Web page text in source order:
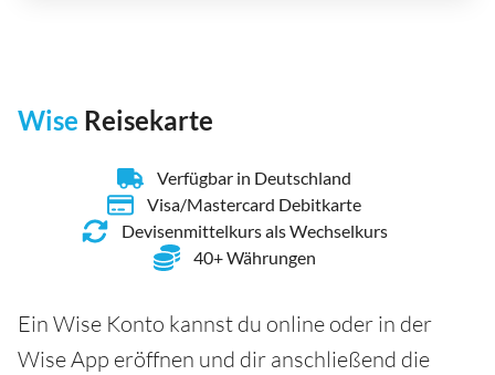
Wise Reisekarte
Verfügbar in Deutschland
Visa/Mastercard Debitkarte
Devisenmittelkurs als Wechselkurs
40+ Währungen
Ein Wise Konto kannst du online oder in der
Wise App eröffnen und dir anschließend die